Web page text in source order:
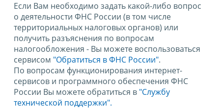
Если Вам необходимо задать какой-либо вопрос
о деятельности ФНС России (в том числе
территориальных налоговых органов) или
получить разъяснения по вопросам
налогообложения - Вы можете воспользоваться
сервисом "Обратиться в ФНС России".
По вопросам функционирования интернет-
сервисов и программного обеспечения ФНС
России Вы можете обратиться в "Службу
технической поддержки".